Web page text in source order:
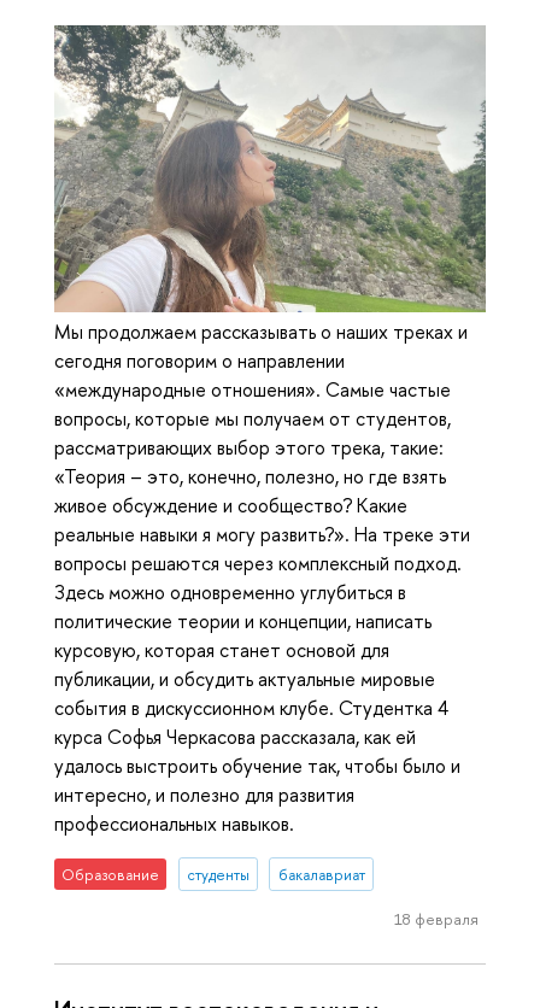
Мы продолжаем рассказывать о наших треках и
сегодня поговорим о направлении
«международные отношения». Самые частые
вопросы, которые мы получаем от студентов,
рассматривающих выбор этого трека, такие:
«Теория – это, конечно, полезно, но где взять
живое обсуждение и сообщество? Какие
реальные навыки я могу развить?». На треке эти
вопросы решаются через комплексный подход.
Здесь можно одновременно углубиться в
политические теории и концепции, написать
курсовую, которая станет основой для
публикации, и обсудить актуальные мировые
события в дискуссионном клубе. Студентка 4
курса Софья Черкасова рассказала, как ей
удалось выстроить обучение так, чтобы было и
интересно, и полезно для развития
профессиональных навыков.
Образование студенты бакалавриат
18 февраля